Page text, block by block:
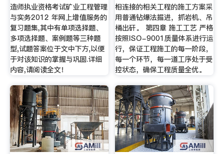
造师执业资格考试矿业工程管理
与实务2012 年网上增值服务的
复习题集,其中有单项选择题、
多项选择题、案例题等三种题
型,试题答案位于文中下方,以便
于对该知识的掌握与巩固.详细
内容,请阅读全文！
相连接的相关工程的施工方案采
用普通钻爆法掘进，抓岩机、吊
桶出矸。 第四章 施工工艺 严格
按照ISO-9001质量体系进行运
行，保证工程施工的每一阶段，
每一个环节，每一道工序处于受
控状态，确保工程质量全优。